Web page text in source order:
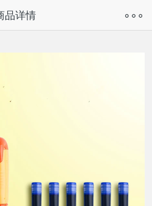
小程序”访问
品详情